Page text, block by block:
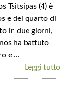
Tsitsipas (4) è
e del quarto di
in due giorni,
ha battuto
e ...
Leggi tutto